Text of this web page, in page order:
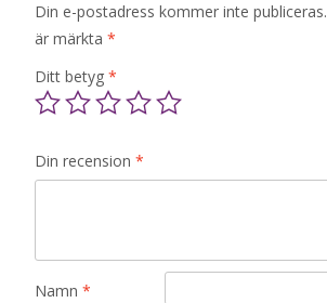
Din e-postadress kommer inte publiceras.
är märkta *
Ditt betyg *
Din recension *
Namn *